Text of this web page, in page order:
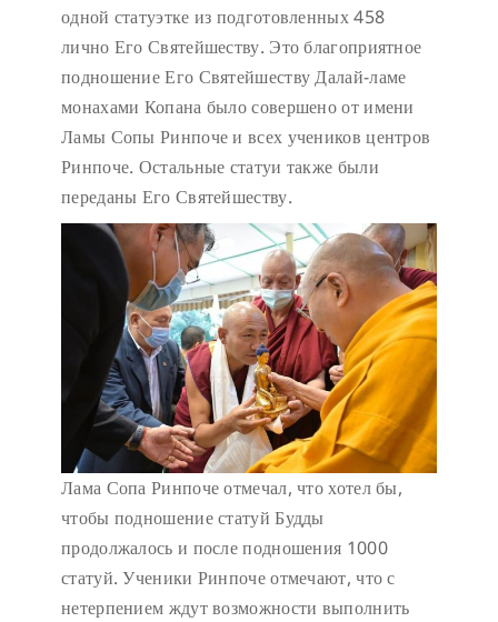
одной статуэтке из подготовленных 458
лично Его Святейшеству. Это благоприятное
подношение Его Святейшеству Далай-ламе
монахами Копана было совершено от имени
Ламы Сопы Ринпоче и всех учеников центров
Ринпоче. Остальные статуи также были
переданы Его Святейшеству.
Лама Сопа Ринпоче отмечал, что хотел бы,
чтобы подношение статуй Будды
продолжалось и после подношения 1000
статуй. Ученики Ринпоче отмечают, что с
нетерпением ждут возможности выполнить